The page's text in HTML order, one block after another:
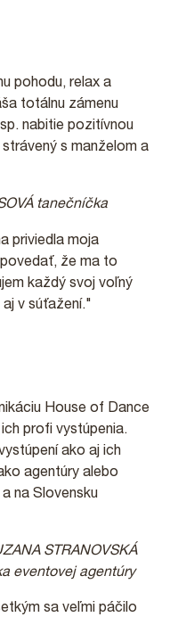
pohodu, relax a
totálnu zámenu
nabitie pozitívnou
s manželom a
tanečníčka
priviedla moja
že ma to
každý svoj voľný
v súťažení."
House of Dance
profi vystúpenia.
ako aj ich
agentúry alebo
na Slovensku
STRANOVSKÁ
eventovej agentúry
sa veľmi páčilo